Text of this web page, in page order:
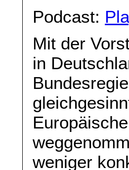
Podcast:
Mit der
in
weniger